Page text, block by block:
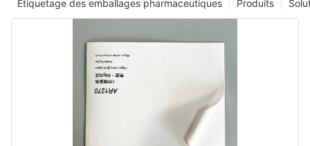
Produits
Étiquetage des emballages pharmaceutiques